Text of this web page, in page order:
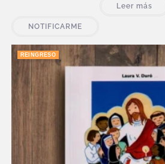
Leer más
NOTIFICARME
REINGRESO